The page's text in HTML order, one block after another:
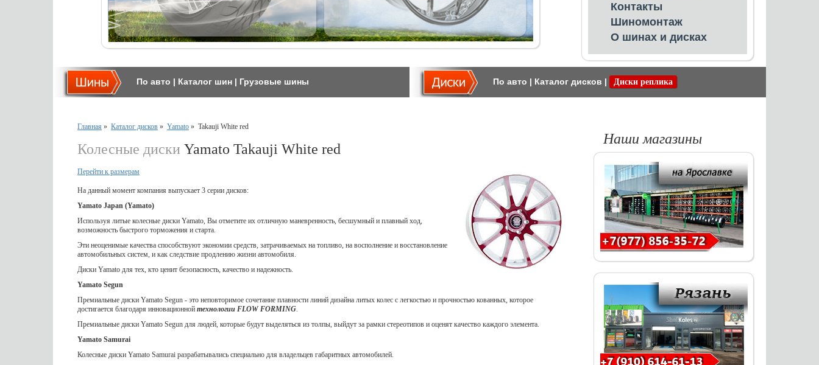
Контакты
Шиномонтаж
О шинах и дисках
По авто | Каталог шин | Грузовые шины По авто | Каталог дисков | Диски реплика
Главная » Каталог дисков » Yamato » Takauji White red
Колесные диски Yamato Takauji White red
Перейти к размерам
На данный момент компания выпускает 3 серии дисков:
Yamato Japan (Yamato)
Используя литые колесные диски Yamato, Вы отметите их отличную маневренность, бесшумный и плавный ход,
возможность быстрого торможения и старта.
Эти неоценимые качества способствуют экономии средств, затрачиваемых на топливо, на восполнение и восстановление
автомобильных систем, и как следствие продлению жизни автомобиля.
Диски Yamato для тех, кто ценит безопасность, качество и надежность.
Yamato Segun
Премиальные диски Yamato Segun - это неповторимое сочетание плавности линий дизайна литых колес с легкостью и прочностью кованных, которое
достигается благодаря инновационной технологии FLOW FORMING.
Премиальные диски Yamato Segun для людей, которые будут выделяться из толпы, выйдут за рамки стереотипов и оценят качество каждого элемента.
Yamato Samurai
Колесные диски Yamato Samurai разрабатывались специально для владельцев габаритных автомобилей.
Наши магазины